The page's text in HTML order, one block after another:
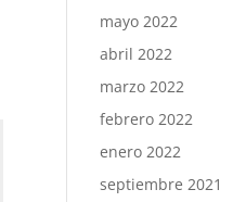
mayo 2022
abril 2022
marzo 2022
febrero 2022
enero 2022
septiembre 2021